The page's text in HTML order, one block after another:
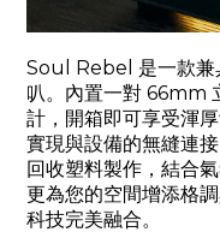
Soul Rebel 是一款兼
叭。內置一對 66mm
計，開箱即可享受渾
實現與設備的無縫連
回收塑料製作，結合
更為您的空間增添格
科技完美融合。